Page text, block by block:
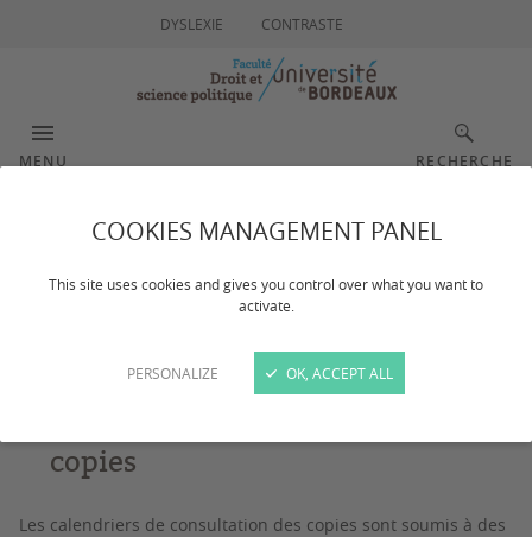
COOKIES MANAGEMENT PANEL
This site uses cookies and gives you control over what you want to
activate.
PERSONALIZE OK, ACCEPT ALL
DYSLEXIE CONTRASTE
MENU RECHERCHE
Consultation des copies
copies
Les calendriers de consultation des copies sont soumis à des